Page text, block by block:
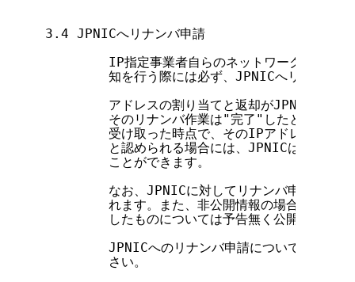
3.4 JPNICへリナンバ申請
IP指定事業者自らのネットワークに対し
知を行う際には必ず、JPNICへリナンバ申
アドレスの割り当てと返却がJPNICデータ
そのリナンバ作業は"完了"したと見なされ
受け取った時点で、そのIPアドレスの割り
と認められる場合には、JPNICはそのIPア
        ことができます。
なお、JPNICに対してリナンバ申請された
れます。また、非公開情報の場合でも、
したものについては予告無く公開すること
JPNICへのリナンバ申請について、以下の
        さい。